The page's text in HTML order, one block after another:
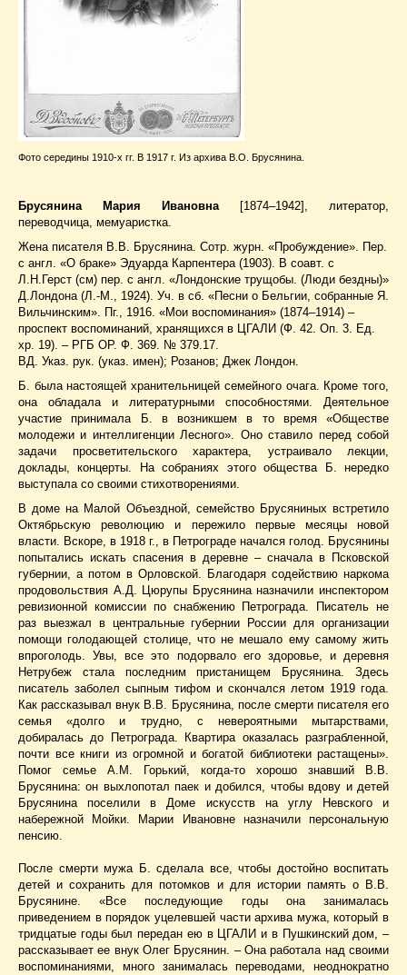
Фото середины 1910-х гг. В 1917 г. Из архива В.О. Брусянина.
Брусянина Мария Ивановна
[1874–1942], литератор,
переводчица, мемуаристка.
Жена писателя В.В. Брусянина. Сотр. журн. «Пробуждение». Пер.
с англ. «О браке» Эдуарда Карпентера (1903). В соавт. с
Л.Н.Герст (см) пер. с англ. «Лондонские трущобы. (Люди бездны)»
Д.Лондона (Л.-М., 1924). Уч. в сб. «Песни о Бельгии, собранные Я.
Вильчинским». Пг., 1916. «Мои воспоминания» (1874–1914) –
проспект воспоминаний, хранящихся в ЦГАЛИ (Ф. 42. Оп. 3. Ед.
хр. 19). – РГБ ОР. Ф. 369. № 379.17.
ВД. Указ. рук. (указ. имен); Розанов; Джек Лондон.
Б. была настоящей хранительницей семейного очага. Кроме того,
она обладала и литературными способностями. Деятельное
участие принимала Б. в возникшем в то время «Обществе
молодежи и интеллигенции Лесного». Оно ставило перед собой
задачи просветительского характера, устраивало лекции,
доклады, концерты. На собраниях этого общества Б. нередко
выступала со своими стихотворениями.
В доме на Малой Объездной, семейство Брусяниных встретило
Октябрьскую революцию и пережило первые месяцы новой
власти. Вскоре, в 1918 г., в Петрограде начался голод. Брусянины
попытались искать спасения в деревне – сначала в Псковской
губернии, а потом в Орловской. Благодаря содействию наркома
продовольствия А.Д. Цюрупы Брусянина назначили инспектором
ревизионной комиссии по снабжению Петрограда. Писатель не
раз выезжал в центральные губернии России для организации
помощи голодающей столице, что не мешало ему самому жить
впроголодь. Увы, все это подорвало его здоровье, и деревня
Нетрубеж стала последним пристанищем Брусянина. Здесь
писатель заболел сыпным тифом и скончался летом 1919 года.
Как рассказывал внук В.В. Брусянина, после смерти писателя его
семья «долго и трудно, с невероятными мытарствами,
добиралась до Петрограда. Квартира оказалась разграбленной,
почти все книги из огромной и богатой библиотеки растащены».
Помог семье A.M. Горький, когда-то хорошо знавший В.В.
Брусянина: он выхлопотал паек и добился, чтобы вдову и детей
Брусянина поселили в Доме искусств на углу Невского и
набережной Мойки. Марии Ивановне назначили персональную
пенсию.
После смерти мужа Б. сделала все, чтобы достойно воспитать
детей и сохранить для потомков и для истории память о В.В.
Брусянине. «Все последующие годы она занималась
приведением в порядок уцелевшей части архива мужа, который в
тридцатые годы был передан ею в ЦГАЛИ и в Пушкинский дом, –
рассказывает ее внук Олег Брусянин. – Она работала над своими
воспоминаниями, много занималась переводами, неоднократно